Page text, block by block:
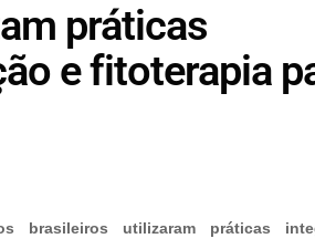
práticas
e fitoterapia
brasileiros utilizaram práticas